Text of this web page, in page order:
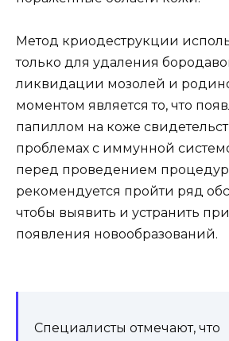
Метод криодеструкции
только для удаления
ликвидации мозолей и
моментом является то, что
папиллом на коже
проблемах с иммунной
перед проведением
рекомендуется пройти ряд
чтобы выявить и устранить
появления новообразований.
Специалисты отмечают, что